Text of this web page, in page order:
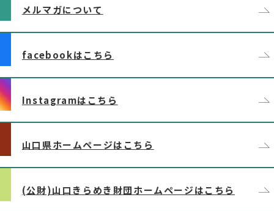
メルマガについて
facebookはこちら
Instagramはこちら
山口県ホームページはこちら
(公財)山口きらめき財団ホームページはこちら